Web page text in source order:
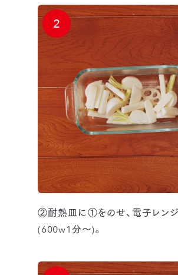
②耐熱皿に①をのせ、電子レン
(600w1分～)。
2